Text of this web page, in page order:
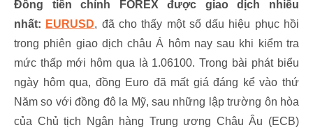
Đồng tiền chính FOREX được giao dịch nhiều
nhất: EURUSD, đã cho thấy một số dấu hiệu phục hồi
trong phiên giao dịch châu Á hôm nay sau khi kiểm tra
mức thấp mới hôm qua là 1.06100. Trong bài phát biểu
ngày hôm qua, đồng Euro đã mất giá đáng kể vào thứ
Năm so với đồng đô la Mỹ, sau những lập trường ôn hòa
của Chủ tịch Ngân hàng Trung ương Châu Âu (ECB)